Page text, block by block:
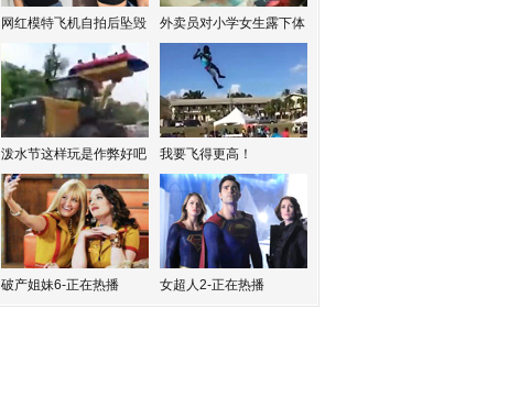
网红模特飞机自拍后坠毁 外卖员对小学女生露下体
泼水节这样玩是作弊好吧 我要飞得更高！
破产姐妹6-正在热播 女超人2-正在热播